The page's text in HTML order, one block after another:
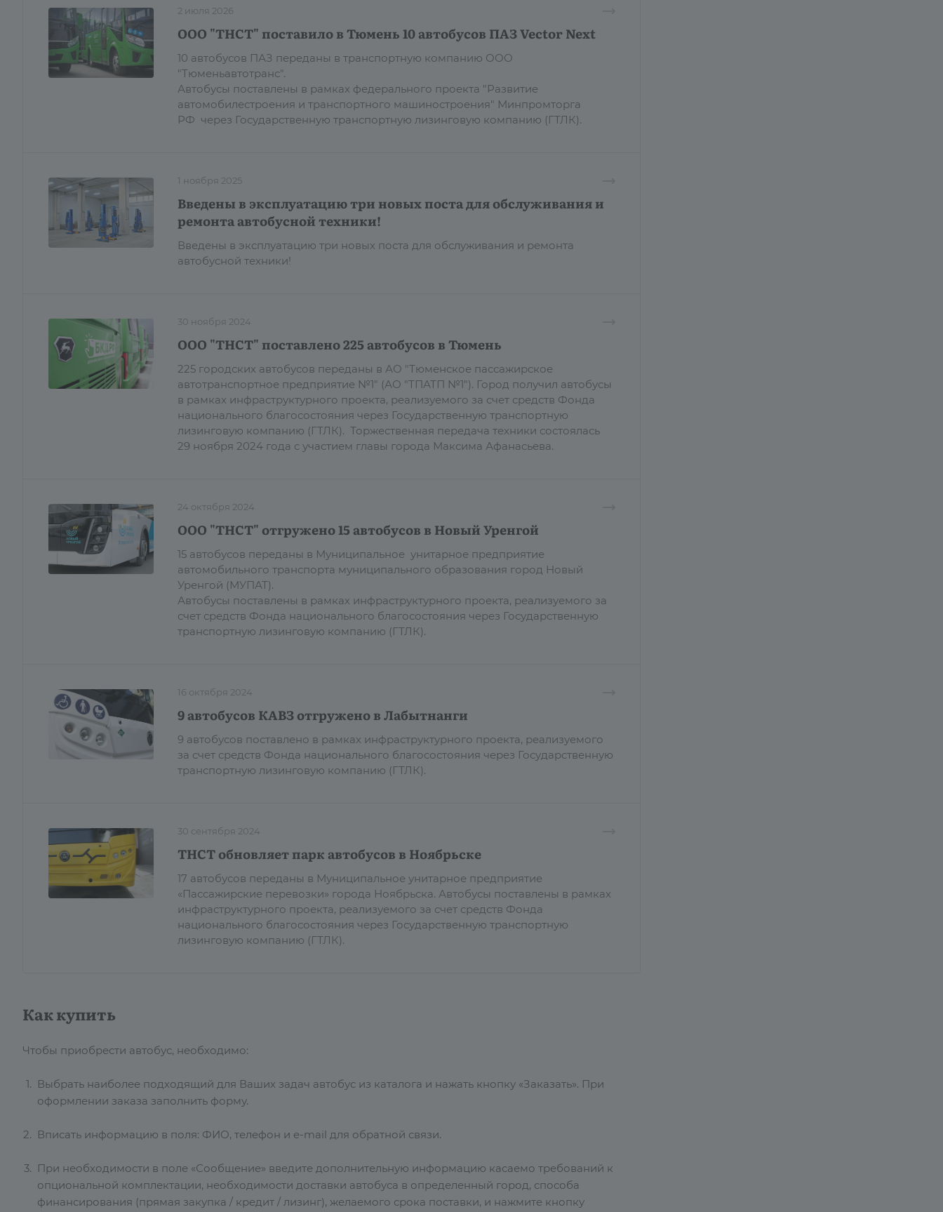
2 июля 2026
ООО "ТНСТ" поставило в Тюмень 10 автобусов ПАЗ Vector Next
10 автобусов ПАЗ переданы в транспортную компанию ООО
"Тюменьавтотранс".
Автобусы поставлены в рамках федерального проекта "Развитие
автомобилестроения и транспортного машиностроения" Минпромторга
РФ через Государственную транспортную лизинговую компанию (ГТЛК).
1 ноября 2025
Введены в эксплуатацию три новых поста для обслуживания и
ремонта автобусной техники!
Введены в эксплуатацию три новых поста для обслуживания и ремонта
автобусной техники!
30 ноября 2024
ООО "ТНСТ" поставлено 225 автобусов в Тюмень
225 городских автобусов переданы в АО "Тюменское пассажирское
автотранспортное предприятие №1" (АО "ТПАТП №1"). Город получил автобусы
в рамках инфраструктурного проекта, реализуемого за счет средств Фонда
национального благосостояния через Государственную транспортную
лизинговую компанию (ГТЛК). Торжественная передача техники состоялась
29 ноября 2024 года с участием главы города Максима Афанасьева.
24 октября 2024
ООО "ТНСТ" отгружено 15 автобусов в Новый Уренгой
15 автобусов переданы в Муниципальное унитарное предприятие
автомобильного транспорта муниципального образования город Новый
Уренгой (МУПАТ).
Автобусы поставлены в рамках инфраструктурного проекта, реализуемого за
счет средств Фонда национального благосостояния через Государственную
транспортную лизинговую компанию (ГТЛК).
16 октября 2024
9 автобусов КАВЗ отгружено в Лабытнанги
9 автобусов поставлено в рамках инфраструктурного проекта, реализуемого
за счет средств Фонда национального благосостояния через Государственную
транспортную лизинговую компанию (ГТЛК).
30 сентября 2024
ТНСТ обновляет парк автобусов в Ноябрьске
17 автобусов переданы в Муниципальное унитарное предприятие
«Пассажирские перевозки» города Ноябрьска. Автобусы поставлены в рамках
инфраструктурного проекта, реализуемого за счет средств Фонда
национального благосостояния через Государственную транспортную
лизинговую компанию (ГТЛК).
Как купить
Чтобы приобрести автобус, необходимо:
Выбрать наиболее подходящий для Ваших задач автобус из каталога и нажать кнопку «Заказать». При
оформлении заказа заполнить форму.
Вписать информацию в поля: ФИО, телефон и e-mail для обратной связи.
При необходимости в поле «Сообщение» введите дополнительную информацию касаемо требований к
опциональной комплектации, необходимости доставки автобуса в определенный город, способа
финансирования (прямая закупка / кредит / лизинг), желаемого срока поставки, и нажмите кнопку